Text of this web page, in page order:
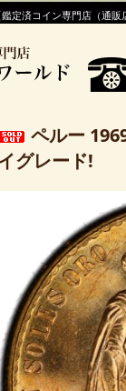
定済コイン専門店（通
ペルー
グレード!